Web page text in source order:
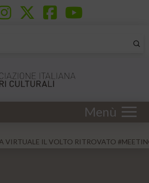
Menù
VIRTUALE IL VOLTO RITROVATO